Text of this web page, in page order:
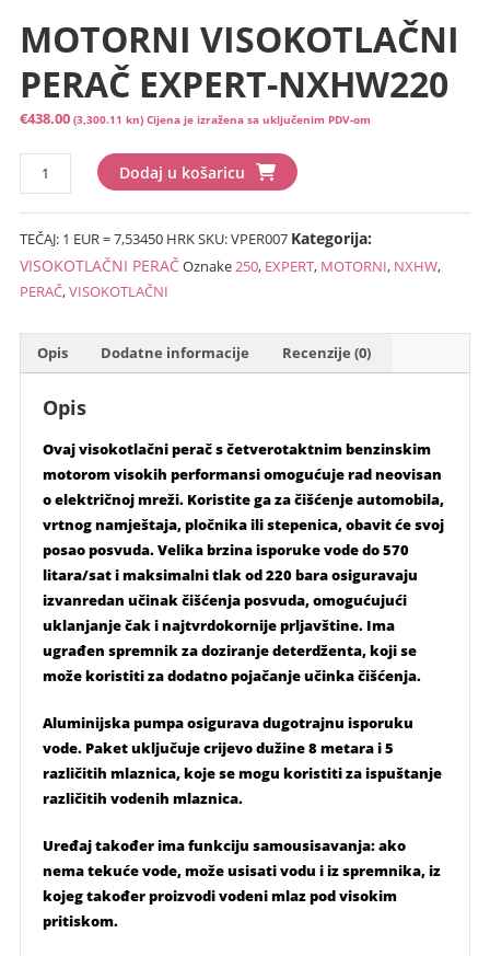
MOTORNI VISOKOTLAČNI
PERAČ EXPERT-NXHW220
€438.00 (3,300.11 kn) Cijena je izražena sa uključenim PDV-om
VISOKOTLAČNI
PERAČ
EXPERT-
NXHW220
količina
Dodaj u košaricu
TEČAJ: 1 EUR = 7,53450 HRKSKU:VPER007 Kategorija:
VISOKOTLAČNI PERAČOznake 250, EXPERT, MOTORNI, NXHW,
PERAČ,VISOKOTLAČNI
Opis Dodatne informacije Recenzije (0)
Opis
Ovaj visokotlačni perač s četverotaktnim benzinskim
motorom visokih performansi omogućuje rad neovisan
o električnoj mreži. Koristite ga za čišćenje automobila,
vrtnog namještaja, pločnika ili stepenica, obavit će svoj
posao posvuda. Velika brzina isporuke vode do 570
litara/sat i maksimalni tlak od 220 bara osiguravaju
izvanredan učinak čišćenja posvuda, omogućujući
uklanjanje čak i najtvrdokornije prljavštine. Ima
ugrađen spremnik za doziranje deterdženta, koji se
može koristiti za dodatno pojačanje učinka čišćenja.
Aluminijska pumpa osigurava dugotrajnu isporuku
vode. Paket uključuje crijevo dužine 8 metara i 5
različitih mlaznica, koje se mogu koristiti za ispuštanje
različitih vodenih mlaznica.
Uređaj također ima funkciju samousisavanja: ako
nema tekuće vode, može usisati vodu i iz spremnika, iz
kojeg također proizvodi vodeni mlaz pod visokim
pritiskom.